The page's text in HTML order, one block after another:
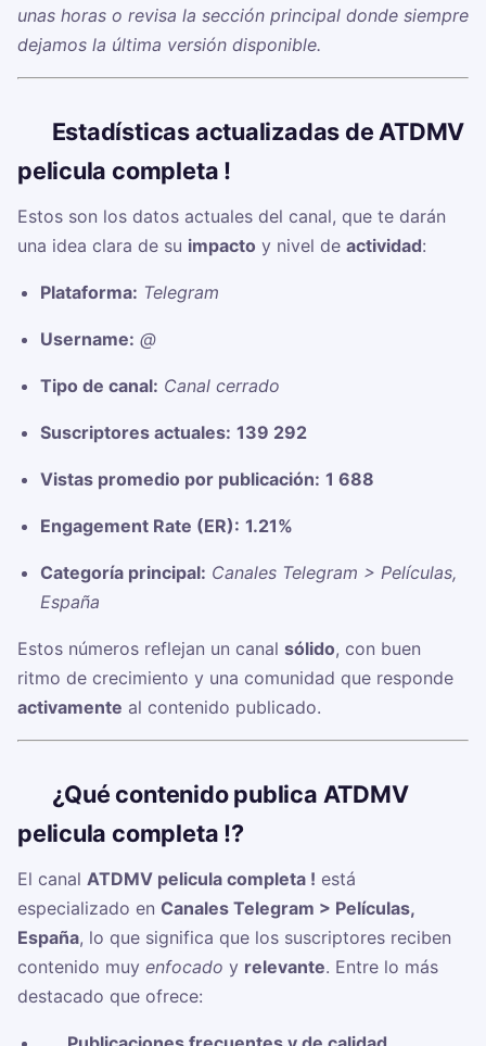
unas horas o revisa la sección principal donde siempre
dejamos la última versión disponible.
Estadísticas actualizadas de ATDMV
pelicula completa !
Estos son los datos actuales del canal, que te darán
una idea clara de su impacto y nivel de actividad:
Plataforma: Telegram
Username: @
Tipo de canal: Canal cerrado
Suscriptores actuales: 139 292
Vistas promedio por publicación: 1 688
Engagement Rate (ER): 1.21%
Categoría principal: Canales Telegram > Películas,
España
Estos números reflejan un canal sólido, con buen
ritmo de crecimiento y una comunidad que responde
activamente al contenido publicado.
¿Qué contenido publica ATDMV
pelicula completa !?
El canal ATDMV pelicula completa ! está
especializado en Canales Telegram > Películas,
España, lo que significa que los suscriptores reciben
contenido muy enfocado y relevante. Entre lo más
destacado que ofrece: